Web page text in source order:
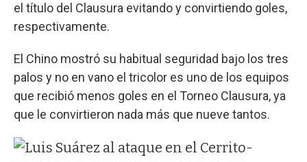
el título del Clausura evitando y convirtiendo goles,
respectivamente.
El Chino mostró su habitual seguridad bajo los tres
palos y no en vano el tricolor es uno de los equipos
que recibió menos goles en el Torneo Clausura, ya
que le convirtieron nada más que nueve tantos.